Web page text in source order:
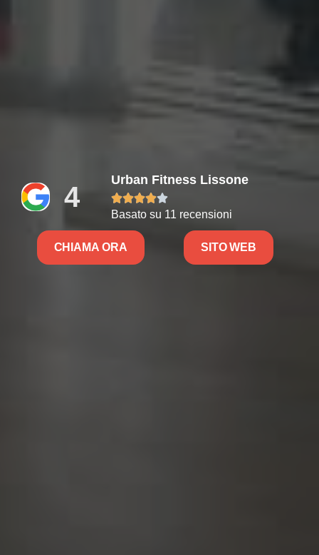
4
Urban Fitness Lissone

Basato su 11 recensioni
CHIAMA ORA SITO WEB